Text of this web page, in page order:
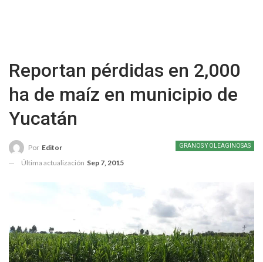
Reportan pérdidas en 2,000
ha de maíz en municipio de
Yucatán
GRANOS Y OLEAGINOSAS
Por Editor
Última actualización Sep 7, 2015